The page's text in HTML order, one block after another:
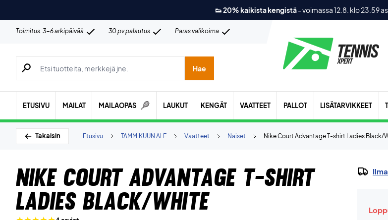
👟 20% kaikista kengistä-voimassa 12.8. klo 23.59
Toimitus: 3-6 arkipäivää 30 pv palautus Paras valikoima
Hae tuotteita, merkkejä jne.
Hae
ETUSIVU MAILAT MAILAOPAS LAUKUT KENGÄT VAATTEET PALLOT LISÄTARVIKKEET
Takaisin Nike Court Advantage T-shirt Ladies Black/
Naiset
Vaatteet
TAMMIKUUN ALE
Etusivu
Nike Court Advantage T-shirt
Ladies Black/White